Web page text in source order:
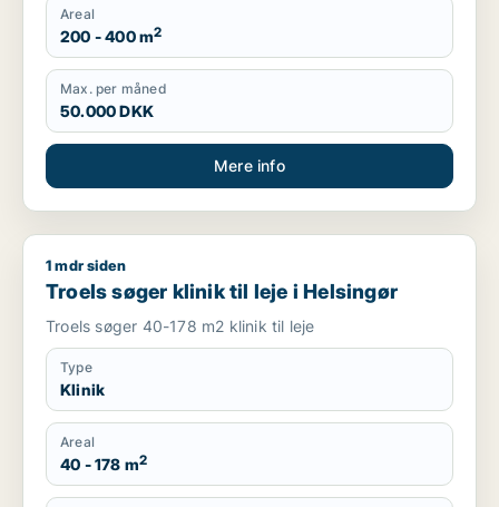
Areal
200 - 400 m2
Max. per måned
50.000 DKK
Mere info
Troels søger klinik til leje i Helsingør
1 mdr siden
Troels søger klinik til leje i Helsingør
Troels søger 40-178 m2 klinik til leje
Type
Klinik
Areal
40 - 178 m2